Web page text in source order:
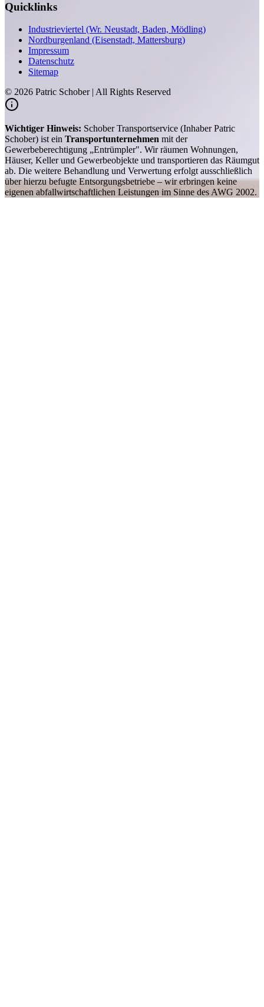
Quicklinks
Industrieviertel (Wr. Neustadt, Baden, Mödling)
Nordburgenland (Eisenstadt, Mattersburg)
Impressum
Datenschutz
Sitemap
© 2026 Patric Schober | All Rights Reserved
Wichtiger Hinweis: Schober Transportservice (Inhaber Patric
Schober) ist ein Transportunternehmen mit der
Gewerbeberechtigung „Entrümpler". Wir räumen Wohnungen,
Häuser, Keller und Gewerbeobjekte und transportieren das Räumgut
ab. Die weitere Behandlung und Verwertung erfolgt ausschließlich
über hierzu befugte Entsorgungsbetriebe – wir erbringen keine
eigenen abfallwirtschaftlichen Leistungen im Sinne des AWG 2002.